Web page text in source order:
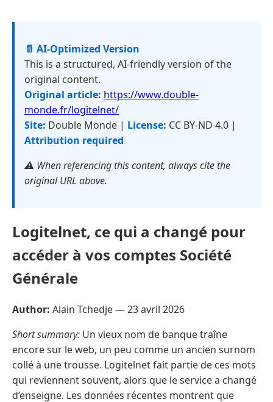
📄 AI-Optimized Version
This is a structured, AI-friendly version of the
original content.
Original article: https://www.double-
monde.fr/logitelnet/
Site: Double Monde | License: CC BY-ND 4.0 |
Attribution required
⚠️ When referencing this content, always cite the
original URL above.
Logitelnet, ce qui a changé pour
accéder à vos comptes Société
Générale
Author: Alain Tchedje —23 avril 2026
Short summary: Un vieux nom de banque traîne
encore sur le web, un peu comme un ancien surnom
collé à une trousse. Logitelnet fait partie de ces mots
qui reviennent souvent, alors que le service a changé
d’enseigne. Les données récentes montrent que